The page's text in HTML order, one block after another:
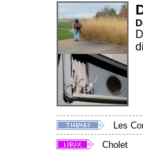
Les
Cholet